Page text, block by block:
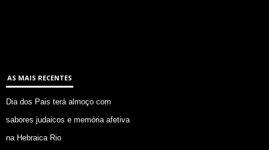
AS MAIS RECENTES
Dia dos Pais terá almoço com
sabores judaicos e memória afetiva
na Hebraica Rio